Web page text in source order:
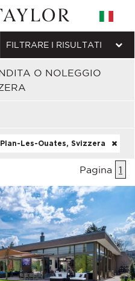
O NOLEGGIO
FILTRARE I RISULTATI
Plan-Les-Ouates, Svizzera
Pagina 1